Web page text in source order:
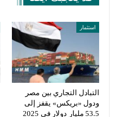
استثمار
التبادل التجاري بين مصر
ودول «بريكس» يقفز إلى
53.5 مليار دولار في 2025